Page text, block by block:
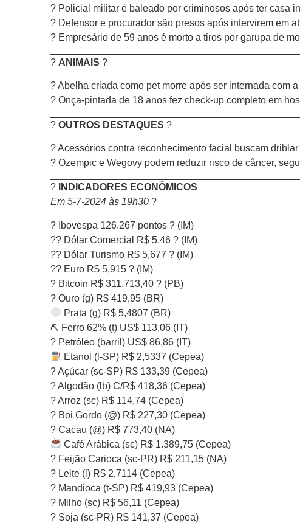
? Policial militar é baleado por criminosos após ter casa
? Defensor e procurador são presos após intervirem em
? Empresário de 59 anos é morto a tiros por garupa de
? ANIMAIS ?
? Abelha criada como pet morre após ser internada com
? Onça-pintada de 18 anos fez check-up completo em
?️ OUTROS DESTAQUES ?️
? Acessórios contra reconhecimento facial buscam
? Ozempic e Wegovy podem reduzir risco de câncer,
?
INDICADORES ECONÔMICOS
Em 5-7-2024 às 19h30 ?
? Ibovespa 126.267 pontos ? (IM)
?? Dólar Comercial R$ 5,46 ? (IM)
?? Dólar Turismo R$ 5,677 ? (IM)
?? Euro R$ 5,915 ? (IM)
? Bitcoin R$ 311.713,40 ? (PB)
? Ouro (g) R$ 419,95 (BR)
Prata (g) R$ 5,4807 (BR)
⛏ Ferro 62% (t) US$ 113,06 (IT)
?️ Petróleo (barril) US$ 86,86 (IT)
Etanol (l-SP) R$ 2,5337 (Cepea)
? Açúcar (sc-SP) R$ 133,39 (Cepea)
? Algodão (lb) C/R$ 418,36 (Cepea)
? Arroz (sc) R$ 114,74 (Cepea)
? Boi Gordo (@) R$ 227,30 (Cepea)
? Cacau (@) R$ 773,40 (NA)
Café Arábica (sc) R$ 1.389,75 (Cepea)
? Feijão Carioca (sc-PR) R$ 211,15 (NA)
? Leite (l) R$ 2,7114 (Cepea)
? Mandioca (t-SP) R$ 419,93 (Cepea)
? Milho (sc) R$ 56,11 (Cepea)
? Soja (sc-PR) R$ 141,37 (Cepea)